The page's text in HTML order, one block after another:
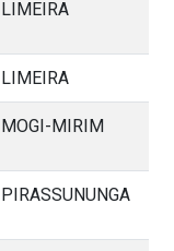
LIMEIRA
LIMEIRA
MOGI-MIRIM
PIRASSUNUNGA